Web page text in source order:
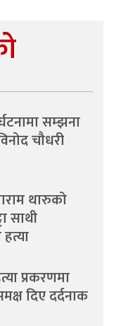
सम्झना
चौधरी
थारुको
साथी
प्रकरणमा
दिए दर्दनाक